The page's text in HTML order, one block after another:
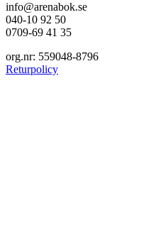
info@arenabok.se
040-10 92 50
0709-69 41 35
org.nr: 559048-8796
Returpolicy